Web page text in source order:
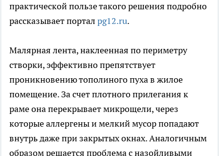
практической пользе такого решения подробно
рассказывает портал pg12.ru.
Малярная лента, наклеенная по периметру
створки, эффективно препятствует
проникновению тополиного пуха в жилое
помещение. За счет плотного прилегания к
раме она перекрывает микрощели, через
которые аллергены и мелкий мусор попадают
внутрь даже при закрытых окнах. Аналогичным
образом решается проблема с назойливыми